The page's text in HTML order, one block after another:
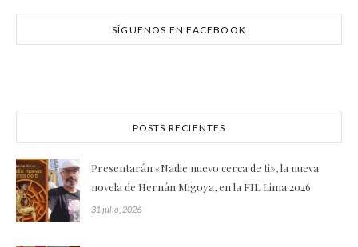
SÍGUENOS EN FACEBOOK
POSTS RECIENTES
Presentarán «Nadie nuevo cerca de ti», la nueva
novela de Hernán Migoya, en la FIL Lima 2026
31 julio, 2026